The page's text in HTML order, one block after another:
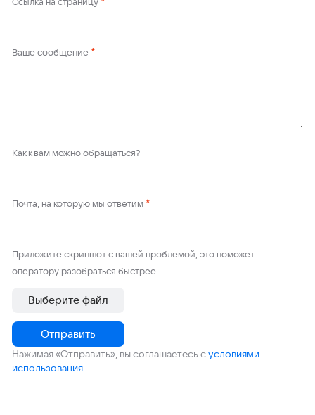
Ваше сообщение*
Как к вам можно обращаться?
Почта, на которую мы ответим*
Приложите скриншот с вашей проблемой, это поможет
оператору разобраться быстрее
Выберите файл
Отправить
Нажимая «Отправить», вы соглашаетесь сусловиями
использования